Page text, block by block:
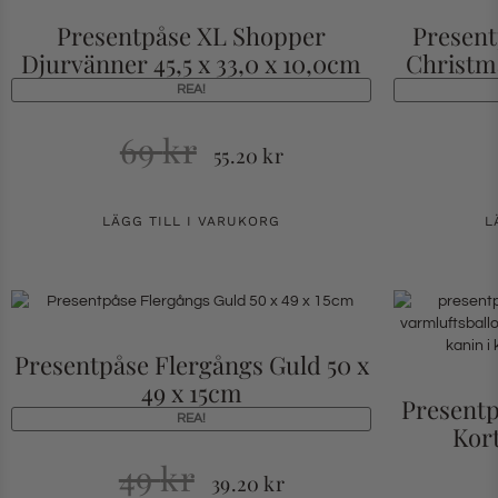
Presentpåse XL Shopper
Djurvänner 45,5 x 33,0 x 10,0cm
REA!
69kr 55.20kr
LÄGG TILL I VARUKORG
Presentpåse Flergångs Guld 50 x
49 x 15cm
REA!
49kr 39.20kr